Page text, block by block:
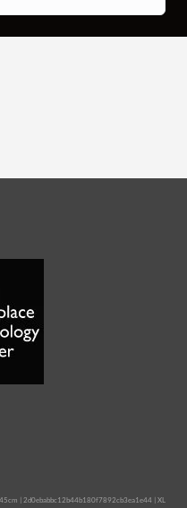
| 2d0ebabbc12b44b180f7892cb3ea1e44 |XL